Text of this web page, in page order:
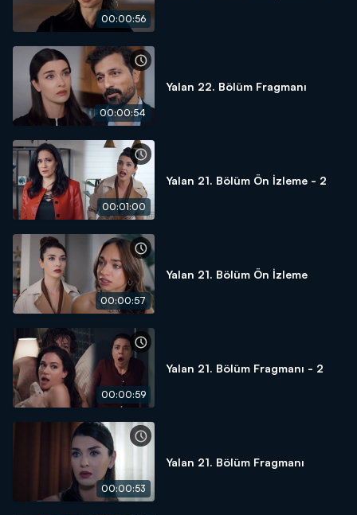
00:00:56
00:00:54
Yalan 22. Bölüm Fragmanı
00:01:00
Yalan 21. Bölüm Ön İzleme - 2
00:00:57
Yalan 21. Bölüm Ön İzleme
00:00:59
Yalan 21. Bölüm Fragmanı - 2
00:00:53
Yalan 21. Bölüm Fragmanı